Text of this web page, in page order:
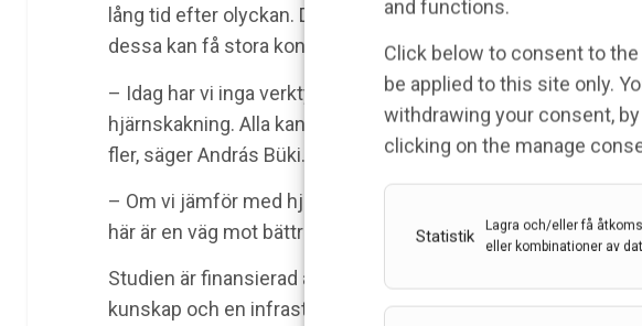
and functions.
Click below to consent to the
be applied to this site only.
withdrawing your consent,
clicking on the manage
Statistik
Lagra och/eller få
eller kombinationer av
lång tid efter olyckan. Det gäller inte minst idrottare som ofta
dessa kan få stora konsekvenser.
– Idag har vi inga verktyg för att enkelt avgöra när en
hjärnskakning. Alla kan inte få en MR-undersökning – men
fler, säger András Büki.
– Om vi jämför med hjärtpatienter så finns det betydligt fler
här är en väg mot bättre behandling – och forskning även för
Studien är finansierad av VR och startade 2018. Forskarna
kunskap och en infrastruktur. Det här är den första studien